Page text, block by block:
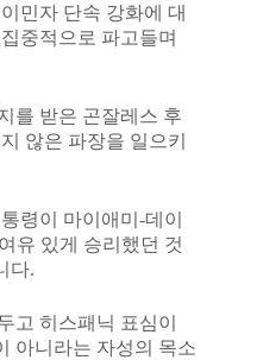
민자 단속 강화에 대
중적으로 파고들며
를 받은 곤잘레스 후
않은 파장을 일으키
령이 마이애미-데이
유 있게 승리했던 것
다.
고 히스패닉 표심이
아니라는 자성의 목소